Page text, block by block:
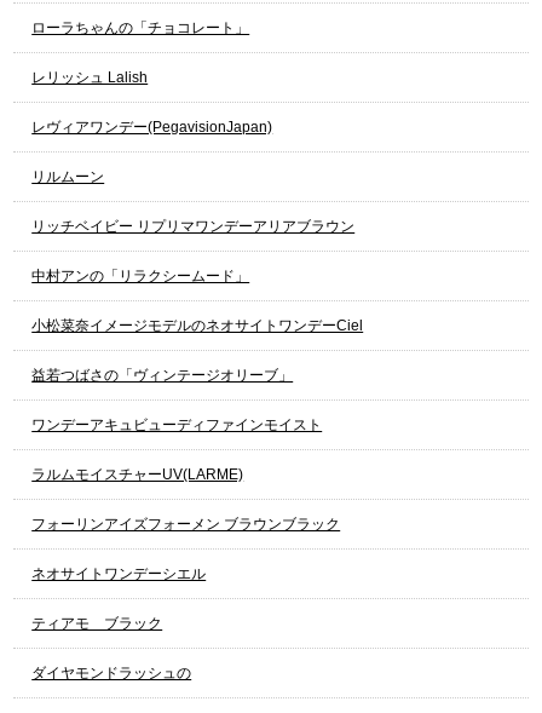
ローラちゃんの「チョコレート」
レリッシュ Lalish
レヴィアワンデー(PegavisionJapan)
リルムーン
リッチベイビー リプリマワンデーアリアブラウン
中村アンの「リラクシームード」
小松菜奈イメージモデルのネオサイトワンデーCiel
益若つばさの「ヴィンテージオリーブ」
ワンデーアキュビューディファインモイスト
ラルムモイスチャーUV(LARME)
フォーリンアイズフォーメン ブラウンブラック
ネオサイトワンデーシエル
ティアモ ブラック
ダイヤモンドラッシュの